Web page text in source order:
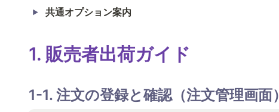
共通オプション案内
1. 販売者出荷ガイド
1-1. 注文の登録と確認（注文管理画面）